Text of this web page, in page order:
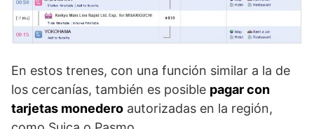
En estos trenes, con una función similar a la de
los cercanías, también es posible pagar con
tarjetas monedero autorizadas en la región,